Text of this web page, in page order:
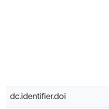
dc.identifier.doi